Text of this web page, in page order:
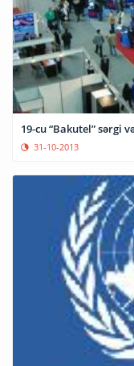
19-cu “Bakutel” sərgi
31-10-2013